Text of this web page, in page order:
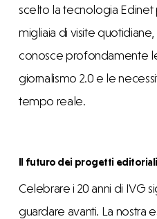
scelto la tecnologia Edinet
migliaia di visite
conosce profondamente
giornalismo 2.0 e le
tempo reale.
Il futuro dei progetti editoriali
Celebrare i 20 anni di IVG
guardare avanti. La nostra